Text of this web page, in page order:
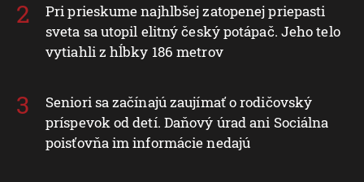
Pri prieskume najhlbšej zatopenej priepasti
sveta sa utopil elitný český potápač. Jeho telo
vytiahli z hĺbky 186 metrov
Seniori sa začínajú zaujímať o rodičovský
príspevok od detí. Daňový úrad ani Sociálna
poisťovňa im informácie nedajú